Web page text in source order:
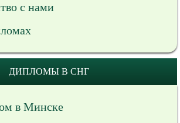
с нами
ДИПЛОМЫ В СНГ
в Минске